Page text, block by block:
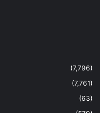
(7,796)
(7,761)
(63)